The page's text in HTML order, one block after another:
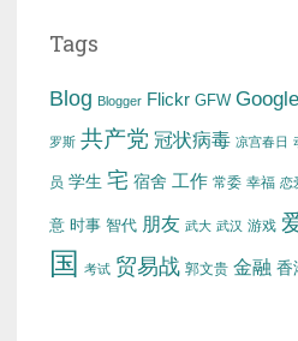
Tags
Blog Blogger Flickr GFW Google
罗斯 共产党 冠状病毒 凉宫春日
员 学生 宅 宿舍 工作 常委 幸福 恋
意 时事 智代 朋友 武大 武汉 游戏
国 考试 贸易战 郭文贵 金融 香